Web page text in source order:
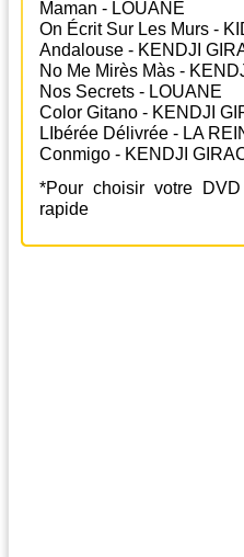
Maman - LOUANE
On Écrit Sur Les Murs -
Andalouse - KENDJI
No Me Mirès Màs -
Nos Secrets - LOUANE
Color Gitano - KENDJI
LIbérée Délivrée - LA
Conmigo - KENDJI
*Pour choisir votre
rapide